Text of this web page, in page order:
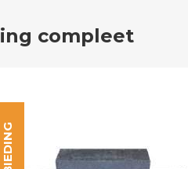
compleet